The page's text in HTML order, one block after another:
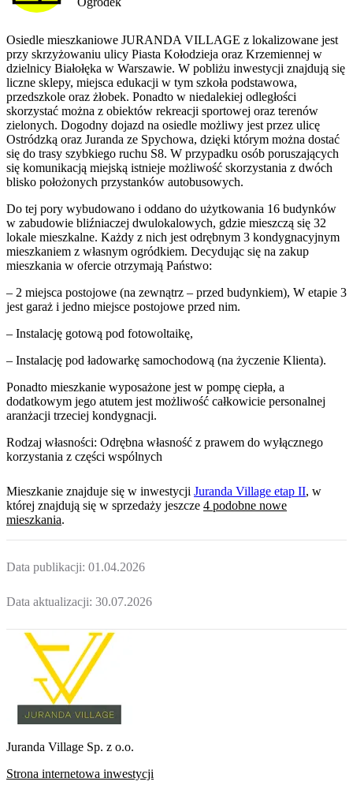
Osiedle mieszkaniowe JURANDA VILLAGE z lokalizowane jest
przy skrzyżowaniu ulicy Piasta Kołodzieja oraz Krzemiennej w
dzielnicy Białołęka w Warszawie. W pobliżu inwestycji znajdują się
liczne sklepy, miejsca edukacji w tym szkoła podstawowa,
przedszkole oraz żłobek. Ponadto w niedalekiej odległości
skorzystać można z obiektów rekreacji sportowej oraz terenów
zielonych. Dogodny dojazd na osiedle możliwy jest przez ulicę
Ostródzką oraz Juranda ze Spychowa, dzięki którym można dostać
się do trasy szybkiego ruchu S8. W przypadku osób poruszających
się komunikacją miejską istnieje możliwość skorzystania z dwóch
blisko położonych przystanków autobusowych.
Do tej pory wybudowano i oddano do użytkowania 16 budynków
w zabudowie bliźniaczej dwulokalowych, gdzie mieszczą się 32
lokale mieszkalne. Każdy z nich jest odrębnym 3 kondygnacyjnym
mieszkaniem z własnym ogródkiem. Decydując się na zakup
mieszkania w ofercie otrzymają Państwo:
– 2 miejsca postojowe (na zewnątrz – przed budynkiem), W etapie 3
jest garaż i jedno miejsce postojowe przed nim.
– Instalację gotową pod fotowoltaikę,
– Instalację pod ładowarkę samochodową (na życzenie Klienta).
Ponadto mieszkanie wyposażone jest w pompę ciepła, a
dodatkowym jego atutem jest możliwość całkowicie personalnej
aranżacji trzeciej kondygnacji.
Rodzaj własności: Odrębna własność z prawem do wyłącznego
korzystania z części wspólnych
Mieszkanie znajduje się w inwestycji Juranda Village etap II, w
której znajdują się w sprzedaży jeszcze 4 podobne nowe
mieszkania.
Data publikacji: 01.04.2026
Data aktualizacji: 30.07.2026
Juranda Village Sp. z o.o.
Strona internetowa inwestycji